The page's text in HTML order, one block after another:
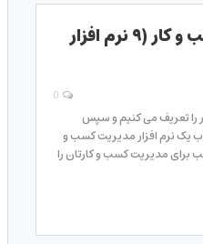
بهترین نرم افزار مدیریت کسب و کار (۹ نرم افزار
را تعریف می کنیم و سپس
یک نرم افزار مدیریت کسب و
آخر 9 نرم افزار مناسب برای مدیریت کسب و کارتان را